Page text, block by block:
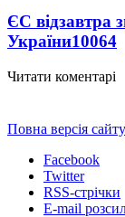
ЄС відзавтра
України10064
Читати коментарі
Повна версія сайту
Facebook
Twitter
RSS-стрічки
E-mail